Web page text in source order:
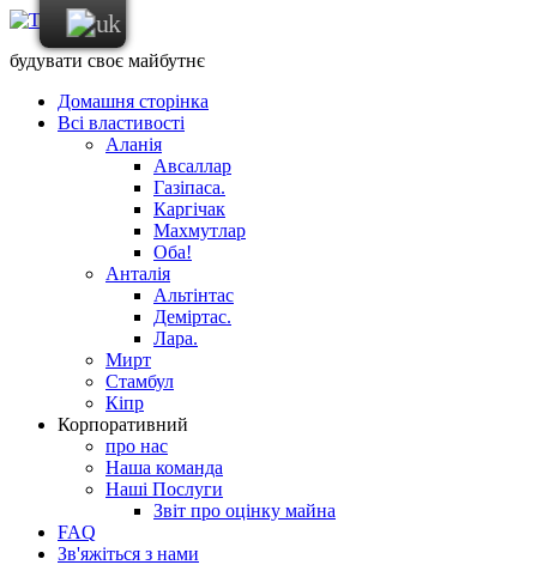
будувати своє майбутнє
Домашня сторінка
Всі властивості
Аланія
Авсаллар
Газіпаса.
Каргічак
Махмутлар
Оба!
Анталія
Альтінтас
Деміртас.
Лара.
Мирт
Стамбул
Кіпр
Корпоративний
про нас
Наша команда
Наші Послуги
Звіт про оцінку майна
FAQ
Зв'яжіться з нами